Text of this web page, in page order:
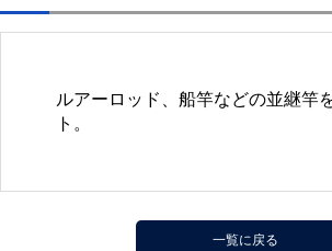
ルアーロッド、船竿などの並継竿
ト。
一覧に戻る